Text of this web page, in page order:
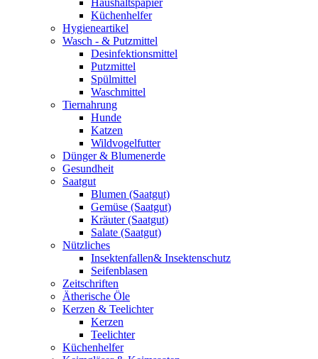
Haushaltspapier
Küchenhelfer
Hygieneartikel
Wasch - & Putzmittel
Desinfektionsmittel
Putzmittel
Spülmittel
Waschmittel
Tiernahrung
Hunde
Katzen
Wildvogelfutter
Dünger & Blumenerde
Gesundheit
Saatgut
Blumen (Saatgut)
Gemüse (Saatgut)
Kräuter (Saatgut)
Salate (Saatgut)
Nützliches
Insektenfallen& Insektenschutz
Seifenblasen
Zeitschriften
Ätherische Öle
Kerzen & Teelichter
Kerzen
Teelichter
Küchenhelfer